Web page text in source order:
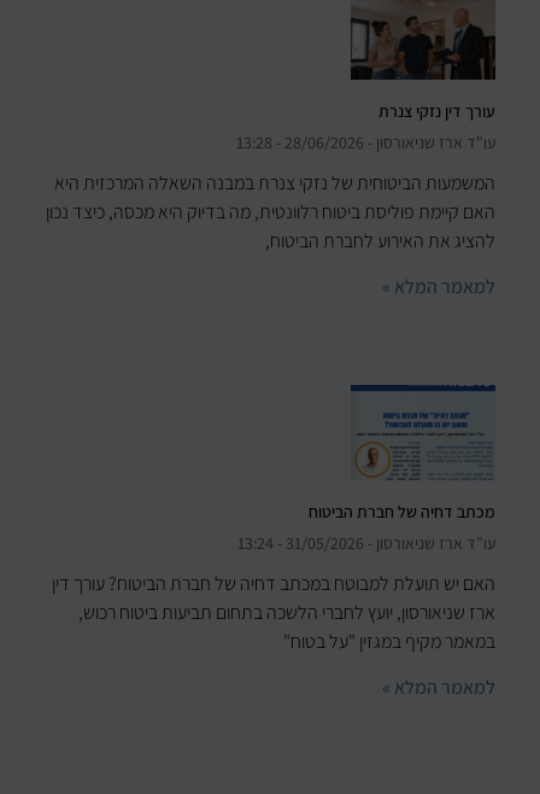
עורך דין נזקי צנרת
עו"ד ארז שניאורסון
המשמעות הביטוחית של נזקי צנרת במבנה השאלה המרכזית היא
האם קיימת פוליסת ביטוח רלוונטית, מה בדיוק היא מכסה, כיצד נכון
להציג את האירוע לחברת הביטוח,
למאמר המלא »
מכתב דחיה של חברת הביטוח
עו"ד ארז שניאורסון
האם יש תועלת למבוטח במכתב דחיה של חברת הביטוח? עורך דין
ארז שניאורסון, יועץ לחברי הלשכה בתחום תביעות ביטוח רכוש,
במאמר מקיף במגזין "על בטוח"
למאמר המלא »